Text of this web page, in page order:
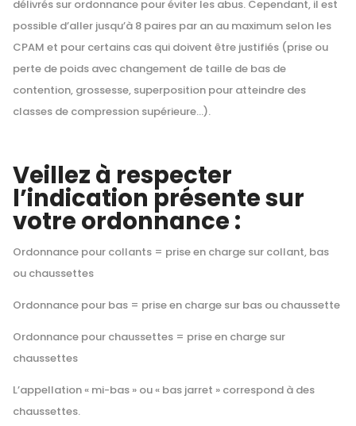
délivrés sur ordonnance pour éviter les abus. Cependant, il est
possible d’aller jusqu’à 8 paires par an au maximum selon les
CPAM et pour certains cas qui doivent être justifiés (prise ou
perte de poids avec changement de taille de bas de
contention, grossesse, superposition pour atteindre des
classes de compression supérieure…).
Veillez à respecter
l’indication présente sur
votre ordonnance :
Ordonnance pour collants = prise en charge sur collant, bas
ou chaussettes
Ordonnance pour bas = prise en charge sur bas ou chaussette
Ordonnance pour chaussettes = prise en charge sur
chaussettes
L’appellation « mi-bas » ou « bas jarret » correspond à des
chaussettes.